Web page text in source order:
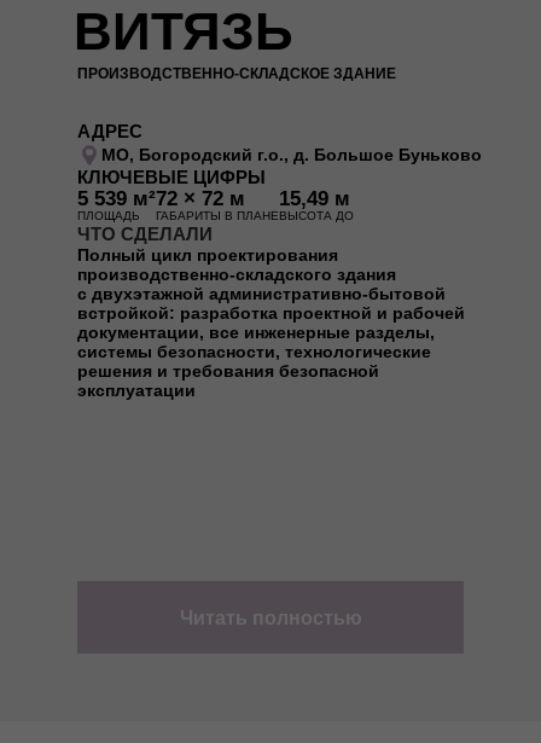
АДРЕС
МО, Богородский г.о., д. Большое Буньково
КЛЮЧЕВЫЕ ЦИФРЫ
5 539 м²
ПЛОЩАДЬ
72 × 72 м
ГАБАРИТЫ В ПЛАНЕ
15,49 м
ВЫСОТА ДО
ЧТО СДЕЛАЛИ
Полный цикл проектирования
производственно-складского здания
с двухэтажной административно-бытовой
встройкой: разработка проектной и рабочей
документации, все инженерные разделы,
системы безопасности, технологические
решения и требования безопасной
эксплуатации
ПРОИЗВОДСТВЕННО-СКЛАДСКОЕ ЗДАНИЕ
ВИТЯЗЬ
Читать полностью